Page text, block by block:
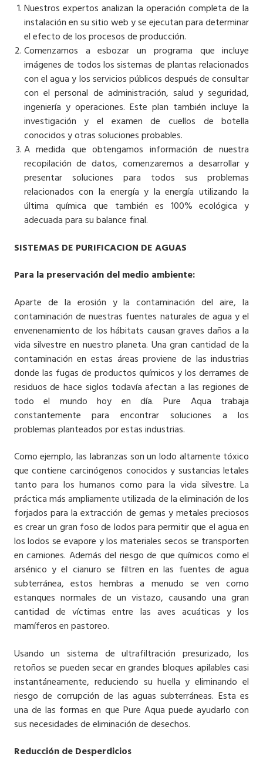
Nuestros expertos analizan la operación completa de la
instalación en su sitio web y se ejecutan para determinar
el efecto de los procesos de producción.
Comenzamos a esbozar un programa que incluye
imágenes de todos los sistemas de plantas relacionados
con el agua y los servicios públicos después de consultar
con el personal de administración, salud y seguridad,
ingeniería y operaciones. Este plan también incluye la
investigación y el examen de cuellos de botella
conocidos y otras soluciones probables.
A medida que obtengamos información de nuestra
recopilación de datos, comenzaremos a desarrollar y
presentar soluciones para todos sus problemas
relacionados con la energía y la energía utilizando la
última química que también es 100% ecológica y
adecuada para su balance final.
SISTEMAS DE PURIFICACION DE AGUAS
Para la preservación del medio ambiente:
Aparte de la erosión y la contaminación del aire, la
contaminación de nuestras fuentes naturales de agua y el
envenenamiento de los hábitats causan graves daños a la
vida silvestre en nuestro planeta. Una gran cantidad de la
contaminación en estas áreas proviene de las industrias
donde las fugas de productos químicos y los derrames de
residuos de hace siglos todavía afectan a las regiones de
todo el mundo hoy en día. Pure Aqua trabaja
constantemente para encontrar soluciones a los
problemas planteados por estas industrias.
Como ejemplo, las labranzas son un lodo altamente tóxico
que contiene carcinógenos conocidos y sustancias letales
tanto para los humanos como para la vida silvestre. La
práctica más ampliamente utilizada de la eliminación de los
forjados para la extracción de gemas y metales preciosos
es crear un gran foso de lodos para permitir que el agua en
los lodos se evapore y los materiales secos se transporten
en camiones. Además del riesgo de que químicos como el
arsénico y el cianuro se filtren en las fuentes de agua
subterránea, estos hembras a menudo se ven como
estanques normales de un vistazo, causando una gran
cantidad de víctimas entre las aves acuáticas y los
mamíferos en pastoreo.
Usando un sistema de ultrafiltración presurizado, los
retoños se pueden secar en grandes bloques apilables casi
instantáneamente, reduciendo su huella y eliminando el
riesgo de corrupción de las aguas subterráneas. Esta es
una de las formas en que Pure Aqua puede ayudarlo con
sus necesidades de eliminación de desechos.
Reducción de Desperdicios